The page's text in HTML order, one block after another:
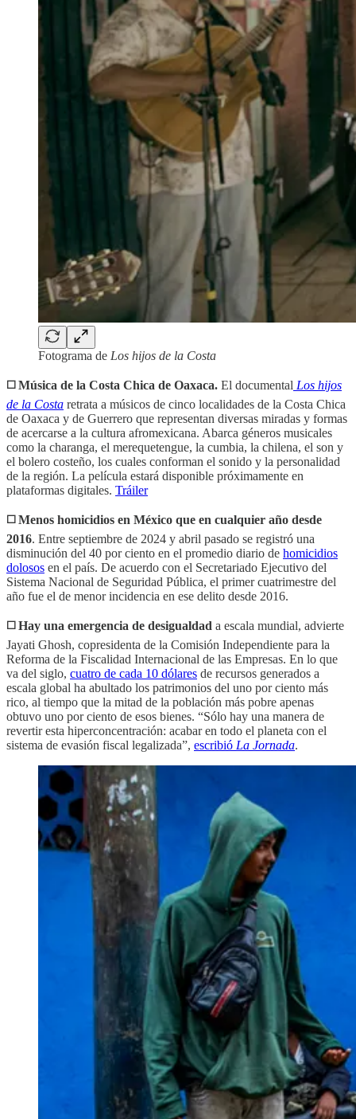
Fotograma de Los hijos de la Costa
◻️ Música de la Costa Chica de Oaxaca. El documental Los hijos
de la Costa retrata a músicos de cinco localidades de la Costa Chica
de Oaxaca y de Guerrero que representan diversas miradas y formas
de acercarse a la cultura afromexicana. Abarca géneros musicales
como la charanga, el merequetengue, la cumbia, la chilena, el son y
el bolero costeño, los cuales conforman el sonido y la personalidad
de la región. La película estará disponible próximamente en
plataformas digitales. Tráiler
◻️ Menos homicidios en México que en cualquier año desde
2016. Entre septiembre de 2024 y abril pasado se registró una
disminución del 40 por ciento en el promedio diario de homicidios
dolosos en el país. De acuerdo con el Secretariado Ejecutivo del
Sistema Nacional de Seguridad Pública, el primer cuatrimestre del
año fue el de menor incidencia en ese delito desde 2016.
◻️ Hay una emergencia de desigualdad a escala mundial, advierte
Jayati Ghosh, copresidenta de la Comisión Independiente para la
Reforma de la Fiscalidad Internacional de las Empresas. En lo que
va del siglo, cuatro de cada 10 dólares de recursos generados a
escala global ha abultado los patrimonios del uno por ciento más
rico, al tiempo que la mitad de la población más pobre apenas
obtuvo uno por ciento de esos bienes. “Sólo hay una manera de
revertir esta hiperconcentración: acabar en todo el planeta con el
sistema de evasión fiscal legalizada”, escribió La Jornada.